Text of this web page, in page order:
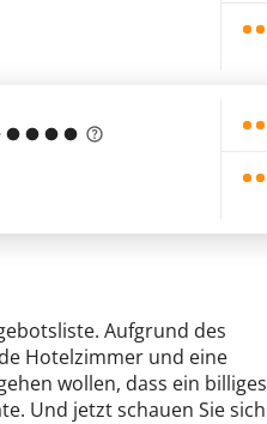
Aufgrund des
Hotelzimmer und eine
wollen, dass ein billiges
Und jetzt schauen Sie sich